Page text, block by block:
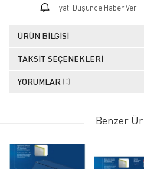
Fiyatı Düşünce Haber Ver
ÜRÜN BILGISI
TAKSIT SEÇENEKLERI
YORUMLAR (0)
Benzer